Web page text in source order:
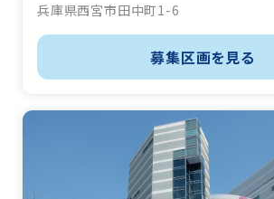
兵庫県西宮市田中町1-6
募集区画を見る